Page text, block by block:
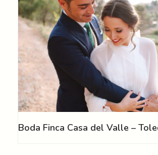
Boda Finca Casa del Valle –